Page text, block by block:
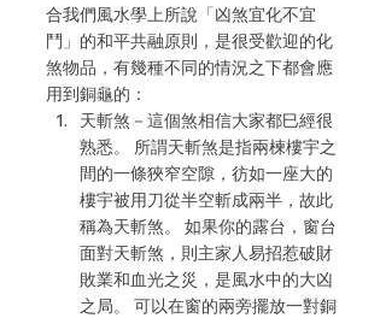
合我們風水學上所說「凶煞宜化不宜
鬥」的和平共融原則，是很受歡迎的化
煞物品，有幾種不同的情況之下都會應
用到銅龜的：
天斬煞－這個煞相信大家都巳經很
熟悉。 所謂天斬煞是指兩楝樓宇之
間的一條狹窄空隙，彷如一座大的
樓宇被用刀從半空斬成兩半，故此
稱為天斬煞。 如果你的露台，窗台
面對天斬煞，則主家人易招惹破財
敗業和血光之災，是風水中的大凶
之局。 可以在窗的兩旁擺放一對銅